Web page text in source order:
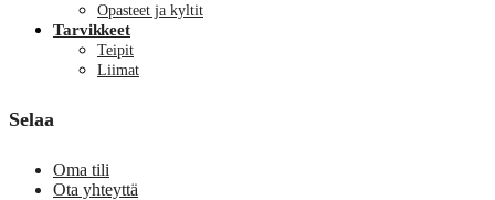
Opasteet ja kyltit
Tarvikkeet
Teipit
Liimat
Selaa
Oma tili
Ota yhteyttä